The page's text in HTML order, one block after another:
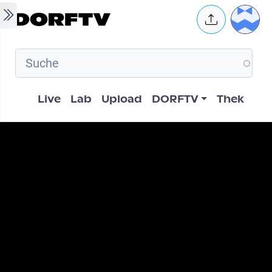
Skip to main content User
Hauptnavigation
Live Lab Upload DORFTV Thek